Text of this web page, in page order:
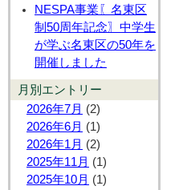
NESPA事業〖名東区
制50周年記念〗中学生
が学ぶ名東区の50年を
開催しました
月別エントリー
2026年7月 (2)
2026年6月 (1)
2026年1月 (2)
2025年11月 (1)
2025年10月 (1)